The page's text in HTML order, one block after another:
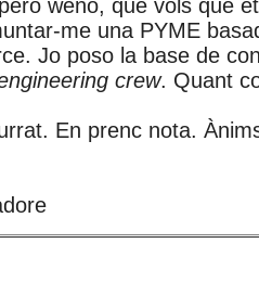
weno, què vols que
me una PYME
Jo poso la base de
crew. Quant
En prenc nota.